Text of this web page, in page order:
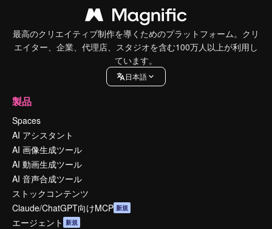
最高のクリエイティブ制作を導くためのプラットフォーム。クリ
エイター、企業、代理店、スタジオを含む100万人以上が利用し
ています。
日本語
製品
Spaces
AI アシスタント
AI 画像生成ツール
AI 動画生成ツール
AI 音声合成ツール
ストックコンテンツ
Claude/ChatGPT向けMCP 新規
エージェント 新規